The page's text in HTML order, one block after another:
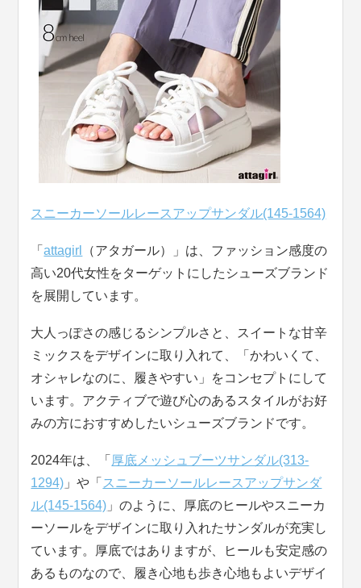
スニーカーソールレースアップサンダル(145-1564)
「attagirl
（アタガール）」は、ファッション感度の
高い20代女性をターゲットにしたシューズブランド
を展開しています。
大人っぽさの感じるシンプルさと、スイートな甘辛
ミックスをデザインに取り入れて、「かわいくて、
オシャレなのに、履きやすい」をコンセプトにして
います。アクティブで遊び心のあるスタイルがお好
みの方におすすめしたいシューズブランドです。
2024年は、「 厚底メッシュブーツサンダル(313-
1294) 」や「 スニーカーソールレースアップサンダ
ル(145-1564) 」のように、厚底のヒールやスニーカ
ーソールをデザインに取り入れたサンダルが充実し
ています。厚底ではありますが、ヒールも安定感の
あるものなので、履き心地も歩き心地もよいデザイ